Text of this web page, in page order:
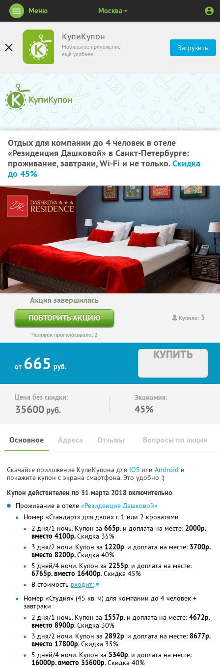
КупиКупон
Мобильное приложение
ещё удобнее
Загрузить
Меню Москва
Отдых для компании до 4 человек в отеле
«Резиденция Дашковой» в Санкт-Петербурге:
проживание, завтраки, Wi-Fi и не только.Скидка
до 45%
Купили: 5
Акция завершилась
ПОВТОРИТЬ АКЦИЮ
Человек проголосовало: 2
от 665 руб.
КУПИТЬ
Цена без скидки:
35600 руб.
Экономия:
45%
Основное Отзывы Вопросы по акции
Адреса
Скачайте приложение КупиКупона для IOS или Android и
покажите купон с экрана смартфона. Это удобно :)
Купон действителен по 31 марта 2018 включительно
Проживание в отеле «Резиденция Дашковой»
Номер «Стандарт» для двоих с 1 или 2 кроватями
2 дня/1 ночь. Купон за 665р. и доплата на месте: 2000р.
вместо 4100р.Скидка 35%
3 дня/2 ночи. Купон за 1220р. и доплата на месте: 3700р.
вместо 8200р.Скидка 40%
5 дней/4 ночи. Купон за 2255р. и доплата на месте:
6765р. вместо 16400р. Скидка 45%
В стоимость входит:
Номер «Студия» (45 кв. м) для компании до 4 человек +
завтраки
2 дня/1 ночь. Купон за 1557р. и доплата на месте: 4672р.
вместо 8900р. Скидка 30%
3 дня/2 ночи. Купон за 2892р. и доплата на месте: 8677р.
вместо 17800р. Скидка 35%
5 дней/4 ночи. Купон за 5340р. и доплата на месте:
16000р. вместо 35600р. Скидка 40%